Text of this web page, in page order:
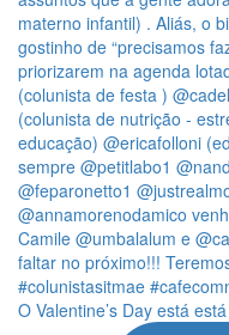
O Valentine’s Day está